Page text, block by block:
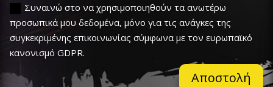
Συναινώ στο να χρησιμοποιηθούν τα ανωτέρω
προσωπικά μου δεδομένα, μόνο για τις ανάγκες της
συγκεκριμένης επικοινωνίας σύμφωνα με τον ευρωπαϊκό
κανονισμό GDPR.
Αποστολή